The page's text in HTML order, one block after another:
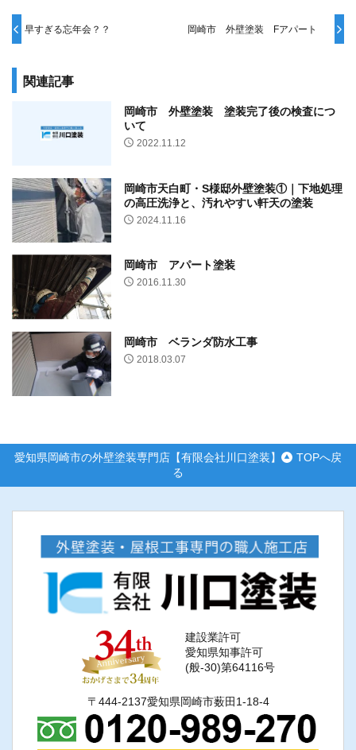
早すぎる忘年会？？ 岡崎市 外壁塗装 Fアパート
関連記事
岡崎市 外壁塗装 塗装完了後の検査につ
いて
2022.11.12
岡崎市天白町・S様邸外壁塗装①｜下地処理
の高圧洗浄と、汚れやすい軒天の塗装
2024.11.16
岡崎市 アパート塗装
2016.11.30
岡崎市 ベランダ防水工事
2018.03.07
愛知県岡崎市の外壁塗装専門店【有限会社川口塗装】
TOPへ戻
る
建設業許可
愛知県知事許可
(般-30)第64116号
〒444-2137愛知県岡崎市薮田1-18-4